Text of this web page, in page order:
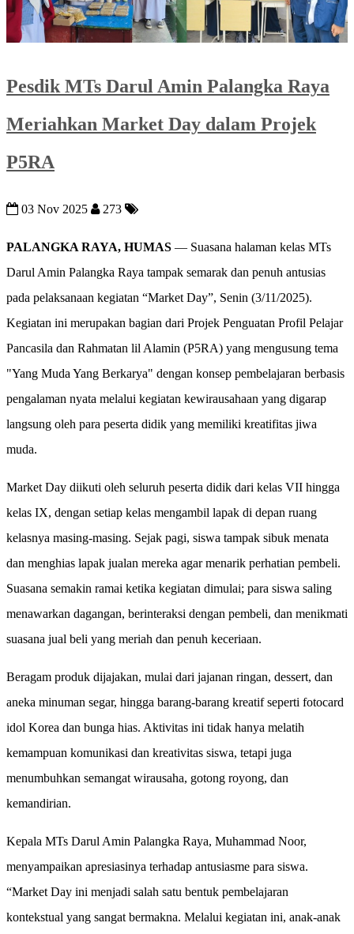
Pesdik MTs Darul Amin Palangka Raya
Meriahkan Market Day dalam Projek
P5RA
03 Nov 2025 273
PALANGKA RAYA, HUMAS — Suasana halaman kelas MTs
Darul Amin Palangka Raya tampak semarak dan penuh antusias
pada pelaksanaan kegiatan “Market Day”, Senin (3/11/2025).
Kegiatan ini merupakan bagian dari Projek Penguatan Profil Pelajar
Pancasila dan Rahmatan lil Alamin (P5RA) yang mengusung tema
"Yang Muda Yang Berkarya" dengan konsep pembelajaran berbasis
pengalaman nyata melalui kegiatan kewirausahaan yang digarap
langsung oleh para peserta didik yang memiliki kreatifitas jiwa
muda.
Market Day diikuti oleh seluruh peserta didik dari kelas VII hingga
kelas IX, dengan setiap kelas mengambil lapak di depan ruang
kelasnya masing-masing. Sejak pagi, siswa tampak sibuk menata
dan menghias lapak jualan mereka agar menarik perhatian pembeli.
Suasana semakin ramai ketika kegiatan dimulai; para siswa saling
menawarkan dagangan, berinteraksi dengan pembeli, dan menikmati
suasana jual beli yang meriah dan penuh keceriaan.
Beragam produk dijajakan, mulai dari jajanan ringan, dessert, dan
aneka minuman segar, hingga barang-barang kreatif seperti fotocard
idol Korea dan bunga hias. Aktivitas ini tidak hanya melatih
kemampuan komunikasi dan kreativitas siswa, tetapi juga
menumbuhkan semangat wirausaha, gotong royong, dan
kemandirian.
Kepala MTs Darul Amin Palangka Raya, Muhammad Noor,
menyampaikan apresiasinya terhadap antusiasme para siswa.
“Market Day ini menjadi salah satu bentuk pembelajaran
kontekstual yang sangat bermakna. Melalui kegiatan ini, anak-anak